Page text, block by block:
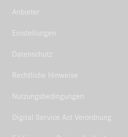
Anbieter
Einstellungen
Datenschutz
Rechtliche Hinweise
Nutzungsbedingungen
Digital Service Act Verordnung